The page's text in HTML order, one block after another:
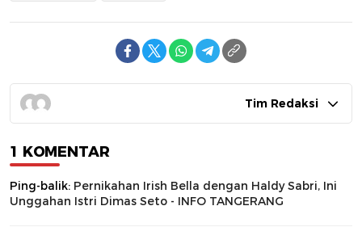
Tim Redaksi
1 KOMENTAR
Ping-balik: Pernikahan Irish Bella dengan Haldy Sabri, Ini
Unggahan Istri Dimas Seto - INFO TANGERANG